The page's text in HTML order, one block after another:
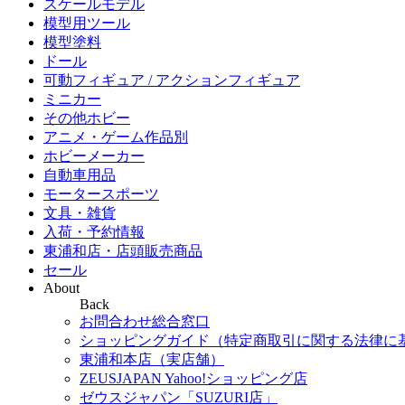
スケールモデル
模型用ツール
模型塗料
ドール
可動フィギュア / アクションフィギュア
ミニカー
その他ホビー
アニメ・ゲーム作品別
ホビーメーカー
自動車用品
モータースポーツ
文具・雑貨
入荷・予約情報
東浦和店・店頭販売商品
セール
About
Back
お問合わせ総合窓口
ショッピングガイド（特定商取引に関する法律に
東浦和本店（実店舗）
ZEUSJAPAN Yahoo!ショッピング店
ゼウスジャパン「SUZURI店」